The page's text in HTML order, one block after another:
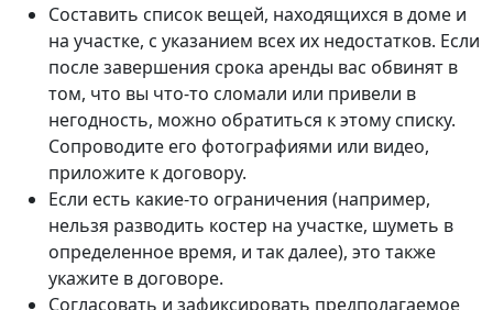
Составить список вещей, находящихся в доме и
на участке, с указанием всех их недостатков. Если
после завершения срока аренды вас обвинят в
том, что вы что-то сломали или привели в
негодность, можно обратиться к этому списку.
Сопроводите его фотографиями или видео,
приложите к договору.
Если есть какие-то ограничения (например,
нельзя разводить костер на участке, шуметь в
определенное время, и так далее), это также
укажите в договоре.
Согласовать и зафиксировать предполагаемое